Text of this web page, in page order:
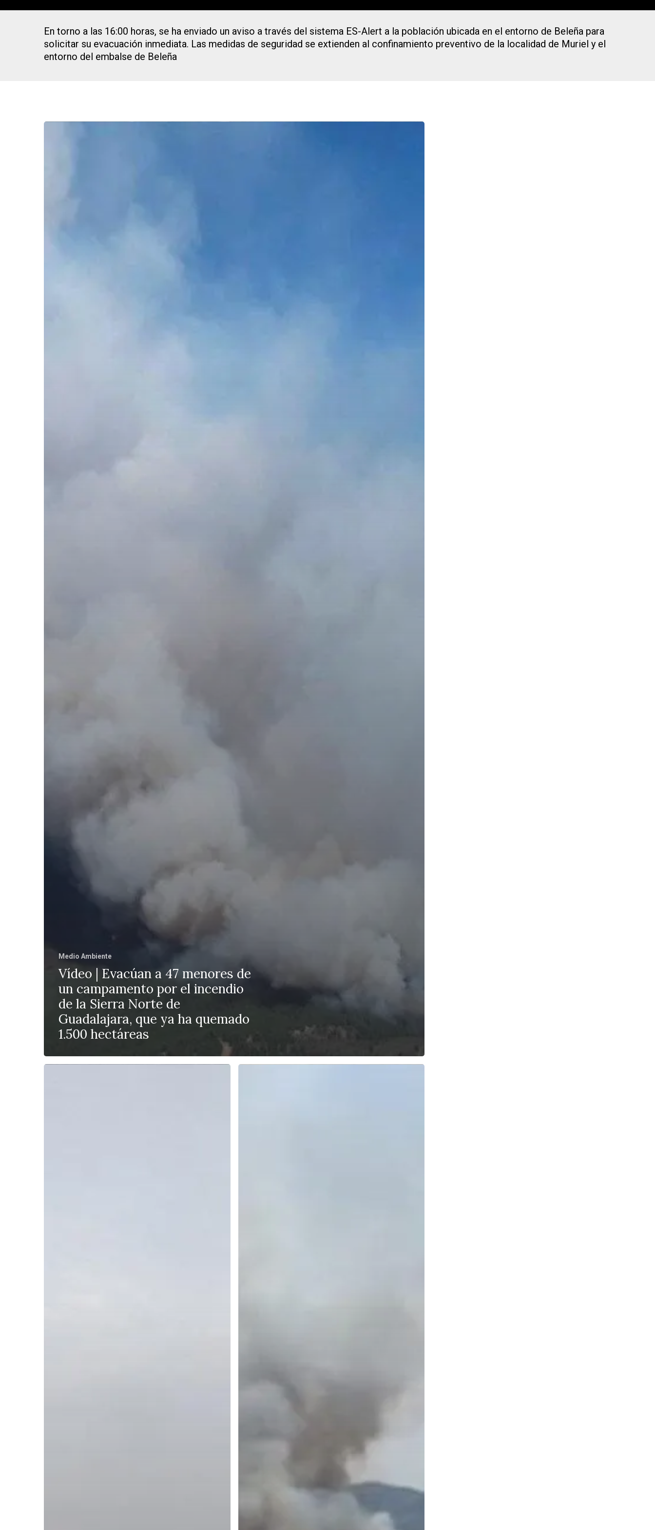
En torno a las 16:00 horas, se ha enviado un aviso a través del sistema ES-Alert a la población ubicada en el entorno de Beleña para
solicitar su evacuación inmediata. Las medidas de seguridad se extienden al confinamiento preventivo de la localidad de Muriel y el
entorno del embalse de Beleña
Medio Ambiente
Vídeo | Evacúan a 47 menores de
un campamento por el incendio
de la Sierra Norte de
Guadalajara, que ya ha quemado
1.500 hectáreas